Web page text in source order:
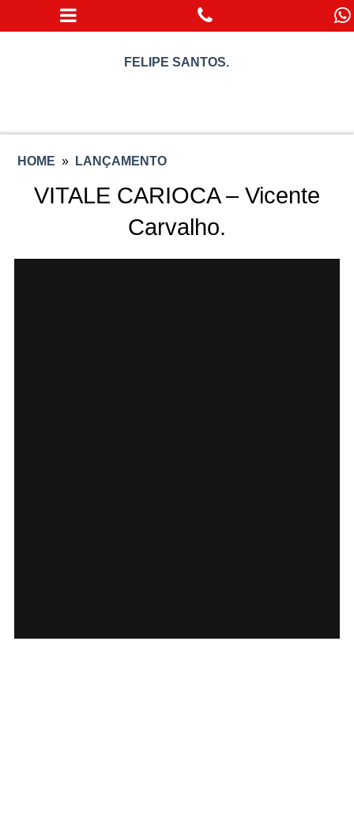
FELIPE SANTOS.
HOME » LANÇAMENTO
VITALE CARIOCA – Vicente
Carvalho.